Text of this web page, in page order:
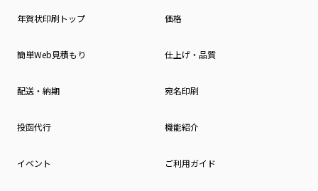
年賀状印刷トップ 価格
簡単Web見積もり 仕上げ・品質
配送・納期 宛名印刷
投函代行 機能紹介
イベント ご利用ガイド